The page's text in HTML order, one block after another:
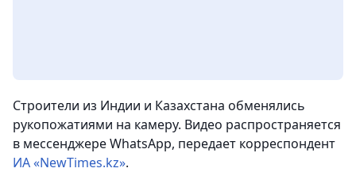
Строители из Индии и Казахстана обменялись
рукопожатиями на камеру. Видео распространяется
в мессенджере WhatsApp, передает корреспондент
ИА «NewTimes.kz».